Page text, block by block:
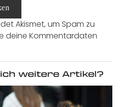
Akismet, um Spam zu
deine Kommentardaten
weitere Artikel?